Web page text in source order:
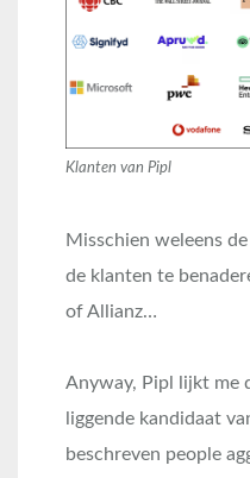
Klanten van Pipl
Misschien weleens
de klanten te
of Allianz…
Anyway, Pipl lijkt me
liggende kandidaat
beschreven people